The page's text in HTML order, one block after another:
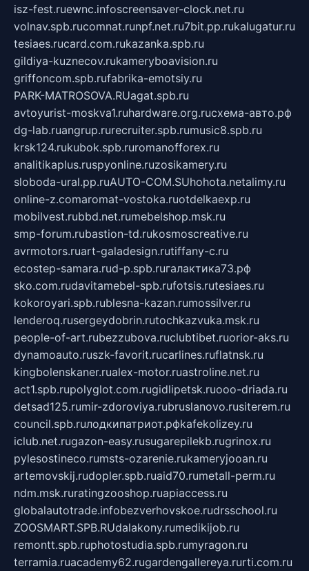
isz-fest.ruewnc.infoscreensaver-clock.net.ru
volnav.spb.rucomnat.runpf.net.ru7bit.pp.rukalugatur.ru
tesiaes.rucard.com.rukazanka.spb.ru
gildiya-kuznecov.rukameryboavision.ru
griffoncom.spb.rufabrika-emotsiy.ru
PARK-MATROSOVA.RUagat.spb.ru
avtoyurist-moskva1.ruhardware.org.ruсхема-авто.рф
dg-lab.ruangrup.rurecruiter.spb.rumusic8.spb.ru
krsk124.rukubok.spb.ruromanofforex.ru
analitikaplus.ruspyonline.ruzosikamery.ru
sloboda-ural.pp.ruAUTO-COM.SUhohota.netalimy.ru
online-z.comaromat-vostoka.ruotdelkaexp.ru
mobilvest.rubbd.net.rumebelshop.msk.ru
smp-forum.rubastion-td.rukosmoscreative.ru
avrmotors.ruart-galadesign.rutiffany-c.ru
ecostep-samara.rud-p.spb.ruгалактика73.рф
sko.com.rudavitamebel-spb.rufotsis.rutesiaes.ru
kokoroyari.spb.rublesna-kazan.rumossilver.ru
lenderoq.rusergeydobrin.rutochkazvuka.msk.ru
people-of-art.rubezzubova.ruclubtibet.ruorior-aks.ru
dynamoauto.ruszk-favorit.rucarlines.ruflatnsk.ru
kingbolenskaner.rualex-motor.ruastroline.net.ru
act1.spb.rupolyglot.com.rugidlipetsk.ruooo-driada.ru
detsad125.rumir-zdoroviya.rubruslanovo.rusiterem.ru
council.spb.ruлодкипатриот.рфkafekolizey.ru
iclub.net.rugazon-easy.rusugarepilekb.rugrinox.ru
pylesostineco.rumsts-ozarenie.rukameryjooan.ru
artemovskij.rudopler.spb.ruaid70.rumetall-perm.ru
ndm.msk.ruratingzooshop.ruapiaccess.ru
globalautotrade.infobezverhovskoe.rudrsschool.ru
ZOOSMART.SPB.RUdalakony.rumedikijob.ru
remontt.spb.ruphotostudia.spb.rumyragon.ru
terramia.ruacademy62.rugardengallereya.rurti.com.ru